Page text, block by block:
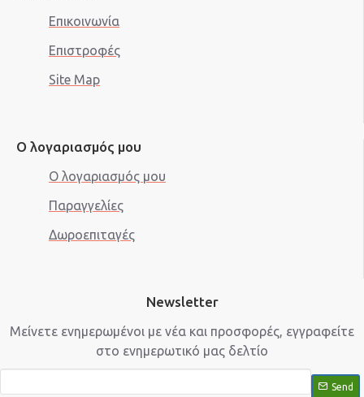
Επικοινωνία
Επιστροφές
Site Map
Ο λογαριασμός μου
Ο λογαριασμός μου
Παραγγελίες
Δωροεπιταγές
Newsletter
Μείνετε ενημερωμένοι με νέα και προσφορές, εγγραφείτε
στο ενημερωτικό μας δελτίο
Send